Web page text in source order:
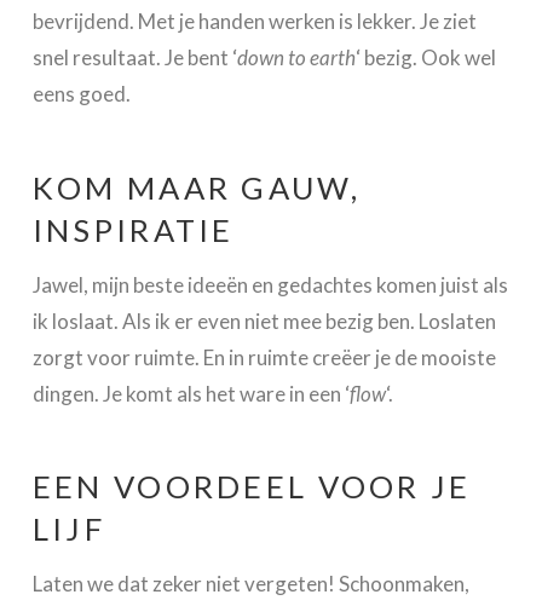
bevrijdend. Met je handen werken is lekker. Je ziet
snel resultaat. Je bent ‘down to earth‘ bezig. Ook wel
eens goed.
KOM MAAR GAUW,
INSPIRATIE
Jawel, mijn beste ideeën en gedachtes komen juist als
ik loslaat. Als ik er even niet mee bezig ben. Loslaten
zorgt voor ruimte. En in ruimte creëer je de mooiste
dingen. Je komt als het ware in een ‘flow‘.
EEN VOORDEEL VOOR JE
LIJF
Laten we dat zeker niet vergeten! Schoonmaken,